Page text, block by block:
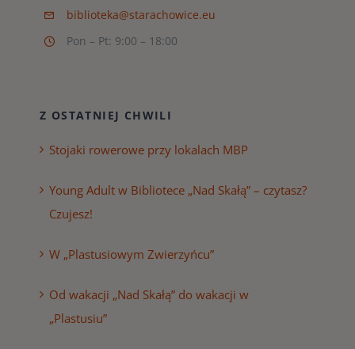
biblioteka@starachowice.eu
Pon – Pt: 9:00 – 18:00
Z OSTATNIEJ CHWILI
Stojaki rowerowe przy lokalach MBP
Young Adult w Bibliotece „Nad Skałą” – czytasz?
Czujesz!
W „Plastusiowym Zwierzyńcu”
Od wakacji „Nad Skałą” do wakacji w
„Plastusiu”